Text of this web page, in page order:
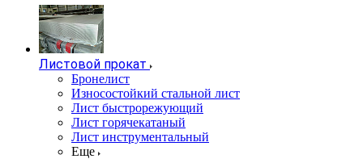
Листовой прокат
Бронелист
Износостойкий стальной лист
Лист быстрорежующий
Лист горячекатаный
Лист инструментальный
Еще